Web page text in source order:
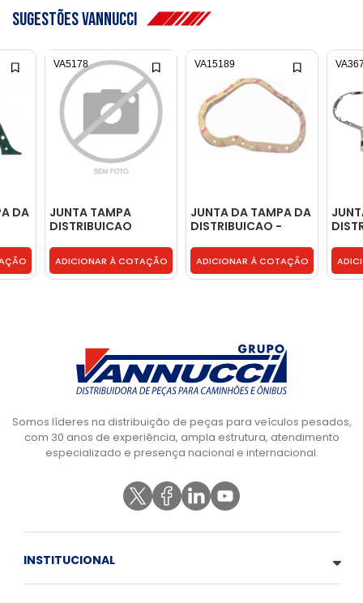
Sugestões Vannucci
DA
JUNTA TAMPA
DISTRIBUICAO
CILINDRO -
E6HN6020AA
ADICIONAR À COTAÇÃO
VA5178
JUNTA DA TAMPA DA
DISTRIBUICAO -
ADICIONAR À COTAÇÃO
VA15189
Somos líderes na distribuição de peças para veículos pesados,
com 30 anos de experiência, ampla estrutura, atendimento
especializado e presença nacional e internacional.
INSTITUCIONAL